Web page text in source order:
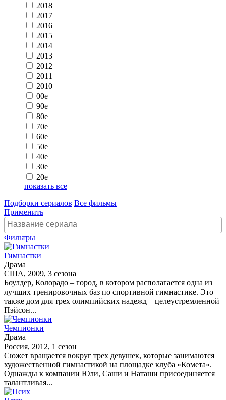
2018
2017
2016
2015
2014
2013
2012
2011
2010
00e
90e
80e
70e
60e
50e
40e
30e
20e
показать все
Подборки сериалов Все фильмы
Применить
Фильтры
Гимнастки
Драма
США, 2009, 3 сезона
Боулдер, Колорадо – город, в котором располагается одна из
лучших тренировочных баз по спортивной гимнастике. Это
также дом для трех олимпийских надежд – целеустремленной
Пэйсон...
Чемпионки
Драма
Россия, 2012, 1 сезон
Сюжет вращается вокруг трех девушек, которые занимаются
художественной гимнастикой на площадке клуба «Комета».
Однажды к компании Юли, Саши и Наташи присоединяется
талантливая...